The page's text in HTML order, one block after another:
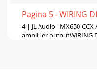
Pagina 5 - WIRING
4 | JL Audio - MX650-
amplier outputWIRING